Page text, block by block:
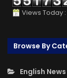
Views Today
Browse By
English News